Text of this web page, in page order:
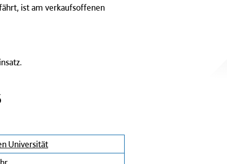
ist am verkaufsoffenen
Universität